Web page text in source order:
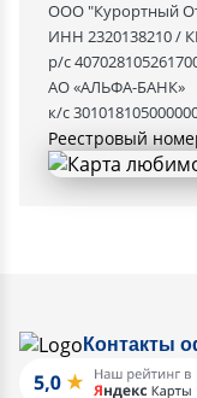
ООО "Курортный
ИНН 2320138210 /
р/с
АО «АЛЬФА-БАНК»
к/с
Реестровый
Контакты